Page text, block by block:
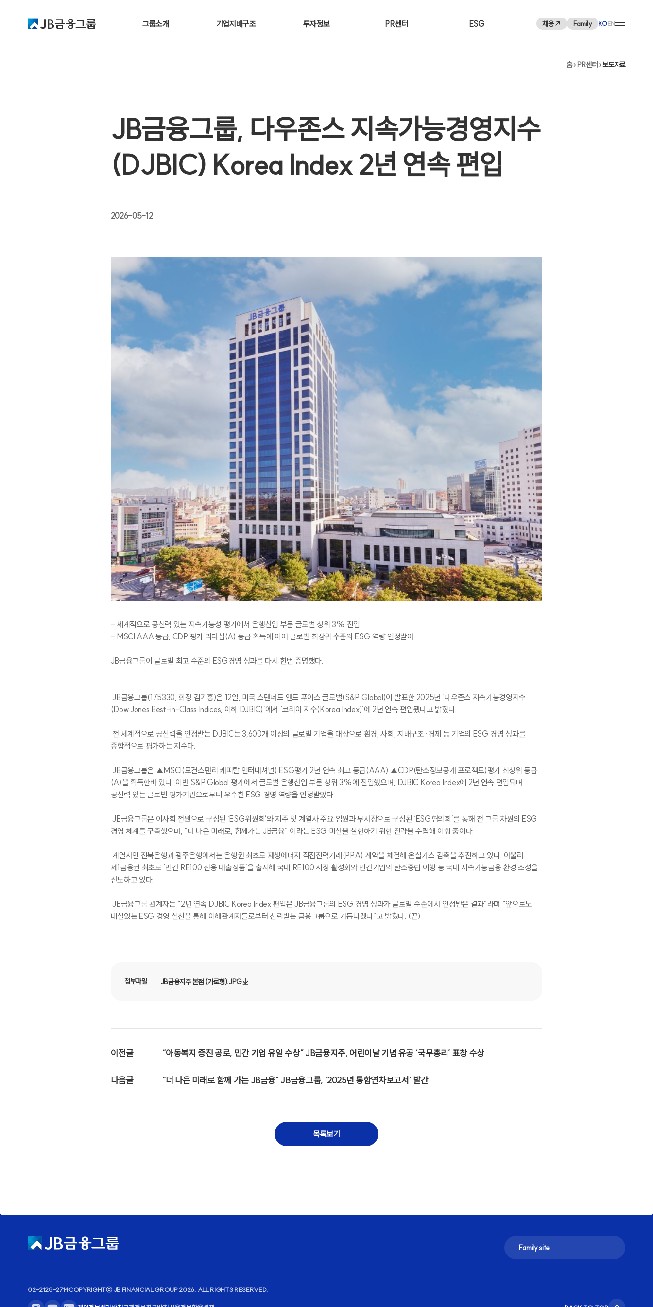
그룹소개
연혁
계열사 소개
윤리경영
CI 소개
기업지배구조
관련 규정
지배구조공시
외부감사인 현황
투자정보
경영실적
재무정보
주가정보
PR센터 ESG
ESG 성과
ESG 보고서
사회공헌
채용 Family KOEN
더 나은 미래로 함께 가는 JB금융 누구에게나 따뜻한 금융 광주 · 전남 대표 은행 21C 초우량 여신 전문 금융회사 국내 해외자원 펀드 업계 1위
JB프놈펜자산운용
집합투자 및 부동산 투자신탁 전문 현지인 맞춤 대출 상품 전문
JB증권 베트남
IB와 브로커리지 비즈니스 증권사
CEO 인사말 그룹비전 연혁 계열사 소개
CI 소개 연수원 소개
주주총회 결과
주주총회 관련 자료
지배구조내부규범
기업가치 제고 계획 공시정보
공시자료
경영공시
사업보고서
감사보고서
영업보고서
공고
공시규정
경영실적 재무정보
재무상태표
손익계산서
주요재무지표
주가정보
현재가시세
일자별시세
차트분석
동업종비교
주주환원 신용등급
홍보영상 공지사항
ESG 대외평가
홈 PR센터 보도자료
JB금융그룹, 다우존스 지속가능경영지수
(DJBIC) Korea Index 2년 연속 편입
2026-05-12
- 세계적으로 공신력 있는 지속가능성 평가에서 은행산업 부문 글로벌 상위 3% 진입
- MSCI AAA등급, CDP 평가 리더십 (A)등급 획득에 이어 글로벌 최상위 수준의 ESG 역량 인정받아
JB금융그룹이 글로벌 최고 수준의 ESG경영 성과를 다시 한번 증명했다.
JB금융그룹(175330, 회장 김기홍)은 12일, 미국 스탠더드 앤드 푸어스 글로벌(S&P Global)이 발표한2025년 ‘다우존스 지속가능경영지수
(Dow Jones Best-in-Class Indices, 이하 DJBIC)’에서 ‘코리아 지수(Korea Index)’에 2년 연속 편입됐다고 밝혔다.
전 세계적으로 공신력을 인정받는 DJBIC는 3,600개 이상의 글로벌 기업을 대상으로 환경,사회 ,지배구조 · 경제 등 기업의 ESG 경영 성과를
종합적으로 평가하는 지수다.
JB금융그룹은 ▲MSCI(모건스탠리 캐피탈 인터내셔널) ESG평가2년 연속 최고 등급(AAA) ▲CDP(탄소정보공개 프로젝트)평가 최상위 등급
(A)을 획득한바 있다. 이번 S&P Global 평가에서 글로벌 은행산업 부문 상위 3%에 진입했으며, DJBIC Korea Index에 2년 연속 편입되며
공신력 있는 글로벌 평가기관으로부터 우수한ESG 경영 역량을 인정받았다.
JB금융그룹은 이사회 전원으로 구성된 ‘ESG위원회 ’와 지주 및 계열사 주요 임원과 부서장으로 구성된 ‘ESG협의회 ’를 통해 전 그룹 차원의 ESG
경영 체계를 구축했으며, “더 나은 미래로, 함께가는 JB금융” 이라는 ESG 미션을 실현하기 위한 전략을 수립해 이행 중이다.
계열사인 전북은행과 광주은행에서는 은행권 최초로 재생에너지 직접전력거래(PPA) 계약을 체결해 온실가스 감축을 추진하고 있다. 아울러
제1금융권 최초로 ‘민간RE100 전용 대출상품’을 출시해 국내 RE100 시장 활성화와 민간기업의 탄소중립 이행 등 국내 지속가능금융 환경 조성을
선도하고 있다.
JB금융그룹 관계자는 “2년 연속 DJBIC Korea Index 편입은 JB금융그룹의 ESG 경영 성과가 글로벌 수준에서 인정받은 결과”라며 “앞으로도
내실있는 ESG 경영 실천을 통해 이해관계자들로부터 신뢰받는 금융그룹으로 거듭나겠다”고 밝혔다. (끝)
첨부파일 JB금융지주 본점 (가로형).JPG
이전글 “아동복지 증진 공로, 민간 기업 유일 수상” JB금융지주, 어린이날 기념 유공 ‘국무총리’ 표창 수상
다음글 “더 나은 미래로 함께 가는 JB금융” JB금융그룹, ‘2025년 통합연차보고서’ 발간
목록보기
Family site
02-2128-2714COPYRIGHTⓒ JB FINANCIAL GROUP 2026. ALL RIGHTS RESERVED.